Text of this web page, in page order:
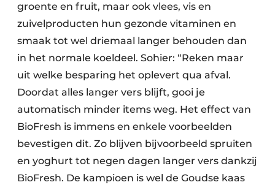
groente en fruit, maar ook vlees, vis en
zuivelproducten hun gezonde vitaminen en
smaak tot wel driemaal langer behouden dan
in het normale koeldeel. Sohier: “Reken maar
uit welke besparing het oplevert qua afval.
Doordat alles langer vers blijft, gooi je
automatisch minder items weg. Het effect van
BioFresh is immens en enkele voorbeelden
bevestigen dit. Zo blijven bijvoorbeeld spruiten
en yoghurt tot negen dagen langer vers dankzij
BioFresh. De kampioen is wel de Goudse kaas